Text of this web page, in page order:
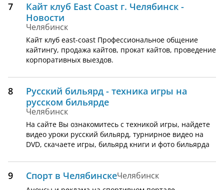
7
Кайт клуб East Coast г. Челябинск -
Новости
Челябинск
Кайт клуб east-coast Профессиональное общение
кайтингу, продажа кайтов, прокат кайтов, проведение
корпоративных выездов.
8
Русский бильярд - техника игры на
русском бильярде
Челябинск
На сайте Вы ознакомитесь с техникой игры, найдете
видео уроки русский бильярд, турнирное видео на
DVD, скачаете игры, бильярд книги и фото бильярда
9 Спорт в ЧелябинскеЧелябинск